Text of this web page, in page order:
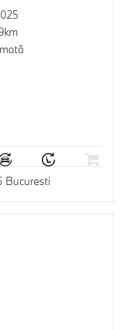
Bucuresti